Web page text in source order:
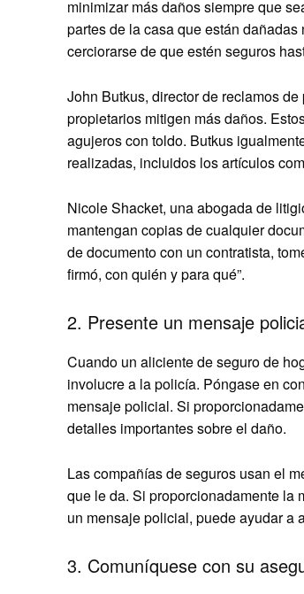
minimizar más daños siempre que
partes de la casa que están
cerciorarse de que estén seguros
John Butkus, director de reclamos
propietarios mitigen más daños.
agujeros con toldo. Butkus
realizadas, incluidos los artículos
Nicole Shacket, una abogada de
mantengan copias de cualquier
de documento con un contratista,
firmó, con quién y para qué”.
2. Presente un mensaje
Cuando un aliciente de seguro de
involucre a la policía. Póngase en
mensaje policial. Si
detalles importantes sobre el daño.
Las compañías de seguros usan el
que le da. Si proporcionadamente la
un mensaje policial, puede ayudar a
3. Comuníquese con su